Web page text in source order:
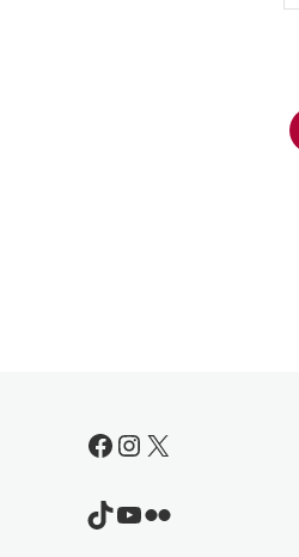
Facebook
Instagram
X
TikTok
YouTube
Flickr